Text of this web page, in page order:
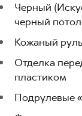
Черный
черный
Кожаный
Отделка
пластиком
Подрулевые